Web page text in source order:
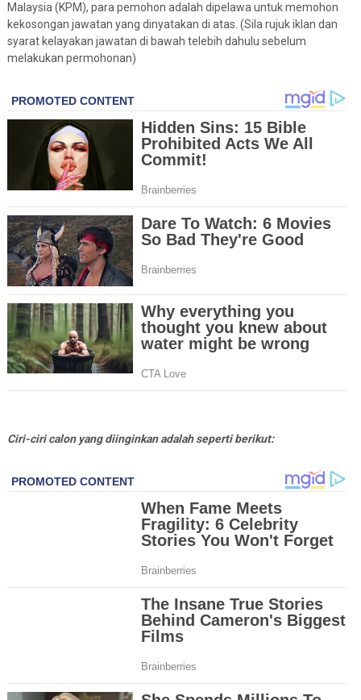
Malaysia (KPM), para pemohon adalah dipelawa untuk memohon
kekosongan jawatan yang dinyatakan di atas. (Sila rujuk iklan dan
syarat kelayakan jawatan di bawah telebih dahulu sebelum
melakukan permohonan)
Ciri-ciri calon yang diinginkan adalah seperti berikut: